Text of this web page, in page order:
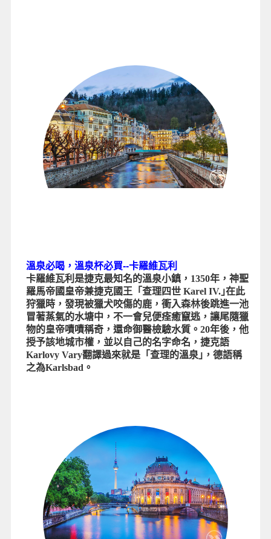
溫泉必喝，溫泉杯必買--卡羅維瓦利
卡羅維瓦利是捷克最知名的溫泉小鎮，1350年，神聖
羅馬帝國皇帝兼捷克國王「查理四世 Karel IV.｣在此
狩獵時，發現被獵犬咬傷的鹿，衝入森林後跳進一池
冒著蒸氣的水塘中，不一會兒便痊癒竄逃，讓尾隨獵
物的皇帝嘖嘖稱奇，還命御醫檢驗水質。20年後，他
授予該地城市權，並以自己的名字命名，捷克語
Karlovy Vary翻譯過來就是「查理的溫泉｣，德語稱
之為Karlsbad。